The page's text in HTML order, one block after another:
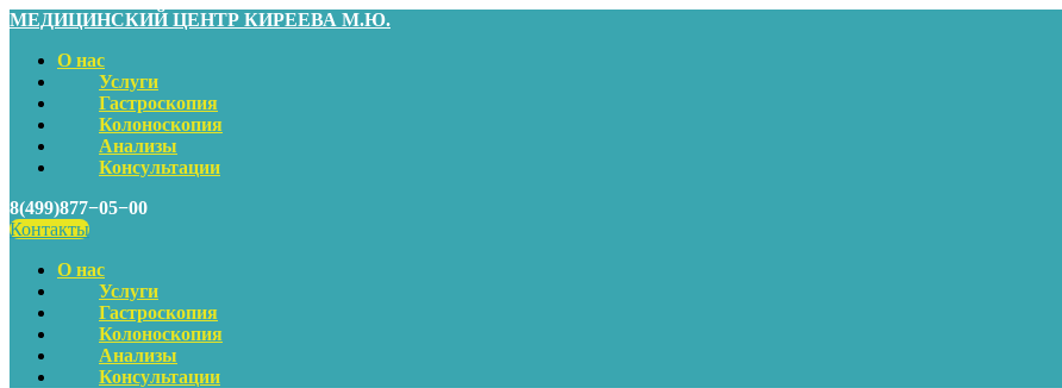
МЕДИЦИНСКИЙ ЦЕНТР КИРЕЕВА М.Ю.
О нас
Услуги
Гастроскопия
Колоноскопия
Анализы
Консультации
8(499)877−05−00
Контакты
О нас
Услуги
Гастроскопия
Колоноскопия
Анализы
Консультации